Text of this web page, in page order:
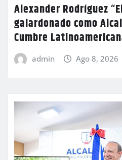
Alexander Rodríguez
galardonado como
Cumbre
admin Ago 8, 2026